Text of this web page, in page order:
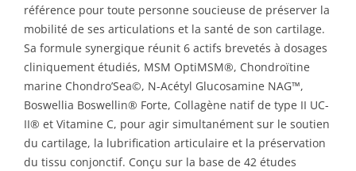
référence pour toute personne soucieuse de préserver la
mobilité de ses articulations et la santé de son cartilage.
Sa formule synergique réunit 6 actifs brevetés à dosages
cliniquement étudiés, MSM OptiMSM®, Chondroïtine
marine Chondro’Sea©, N-Acétyl Glucosamine NAG™,
Boswellia Boswellin® Forte, Collagène natif de type II UC-
II® et Vitamine C, pour agir simultanément sur le soutien
du cartilage, la lubrification articulaire et la préservation
du tissu conjonctif. Conçu sur la base de 42 études